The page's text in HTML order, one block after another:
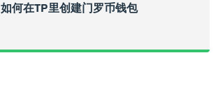
如何在TP里创建门罗币钱包